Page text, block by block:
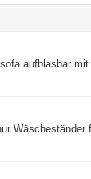
aufblasbar mit
Wäscheständer